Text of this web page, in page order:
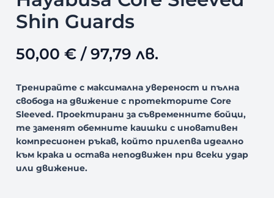
Shin Guards
50,00 €/ 97,79 лв.
Тренирайте с максимална увереност и пълна
свобода на движение с протекторите Core
Sleeved. Проектирани за съвременните бойци,
те заменят обемните каишки с иновативен
компресионен ръкав, който прилепва идеално
към крака и остава неподвижен при всеки удар
или движение.